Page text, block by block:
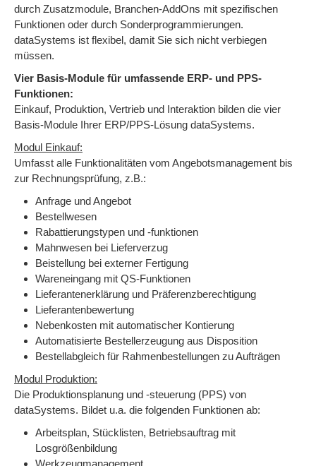
durch Zusatzmodule, Branchen-AddOns mit spezifischen
Funktionen oder durch Sonderprogrammierungen.
dataSystems ist flexibel, damit Sie sich nicht verbiegen
müssen.
Vier Basis-Module für umfassende ERP- und PPS-
Funktionen:
Einkauf, Produktion, Vertrieb und Interaktion bilden die vier
Basis-Module Ihrer ERP/PPS-Lösung dataSystems.
Modul Einkauf:
Umfasst alle Funktionalitäten vom Angebotsmanagement bis
zur Rechnungsprüfung, z.B.:
Anfrage und Angebot
Bestellwesen
Rabattierungstypen und -funktionen
Mahnwesen bei Lieferverzug
Beistellung bei externer Fertigung
Wareneingang mit QS-Funktionen
Lieferantenerklärung und Präferenzberechtigung
Lieferantenbewertung
Nebenkosten mit automatischer Kontierung
Automatisierte Bestellerzeugung aus Disposition
Bestellabgleich für Rahmenbestellungen zu Aufträgen
Modul Produktion:
Die Produktionsplanung und -steuerung (PPS) von
dataSystems. Bildet u.a. die folgenden Funktionen ab:
Arbeitsplan, Stücklisten, Betriebsauftrag mit
Losgrößenbildung
Werkzeugmanagement